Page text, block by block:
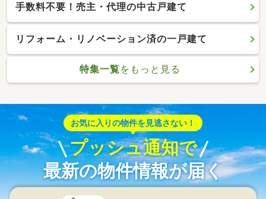
手数料不要！売主・代理の中古戸建て
リフォーム・リノベーション済の一戸建て
特集一覧をもっと見る
お気に入りの物件を見逃さない！
プッシュ通知で
最新の物件情報が届く